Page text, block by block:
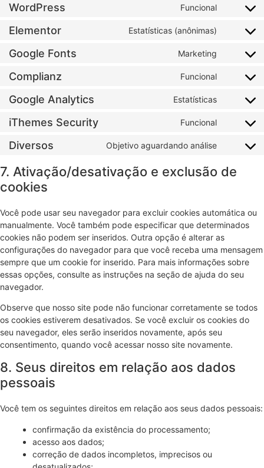
WordPress Funcional
Elementor Estatísticas (anônimas)
Google Fonts Marketing
Complianz Funcional
Google Analytics Estatísticas
iThemes Security Funcional
Diversos Objetivo aguardando análise
7. Ativação/desativação e exclusão de
cookies
Você pode usar seu navegador para excluir cookies automática ou
manualmente. Você também pode especificar que determinados
cookies não podem ser inseridos. Outra opção é alterar as
configurações do navegador para que você receba uma mensagem
sempre que um cookie for inserido. Para mais informações sobre
essas opções, consulte as instruções na seção de ajuda do seu
navegador.
Observe que nosso site pode não funcionar corretamente se todos
os cookies estiverem desativados. Se você excluir os cookies do
seu navegador, eles serão inseridos novamente, após seu
consentimento, quando você acessar nosso site novamente.
8. Seus direitos em relação aos dados
pessoais
Você tem os seguintes direitos em relação aos seus dados pessoais:
confirmação da existência do processamento;
acesso aos dados;
correção de dados incompletos, imprecisos ou